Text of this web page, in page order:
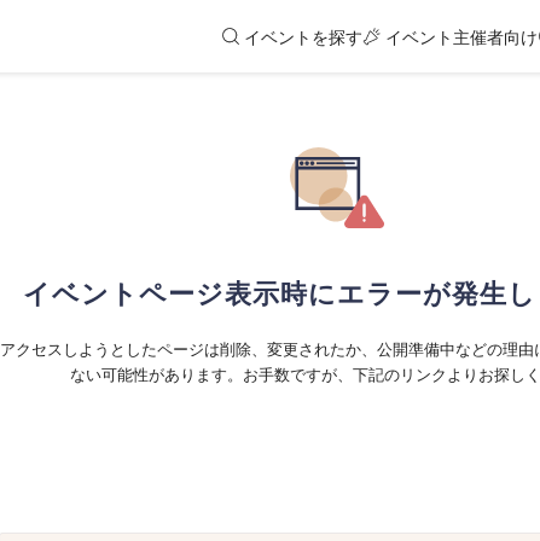
イベントを探す イベント主催者向け
イベントページ表示時にエラーが発生し
アクセスしようとしたページは削除、変更されたか、公開準備中などの理由
ない可能性があります。お手数ですが、下記のリンクよりお探しく